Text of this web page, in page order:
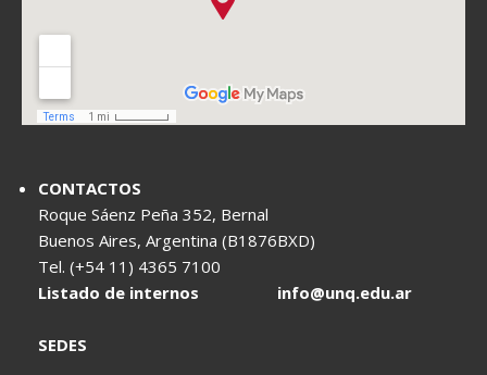
CONTACTOS
Roque Sáenz Peña 352, Bernal
Buenos Aires, Argentina (B1876BXD)
Tel. (+54 11) 4365 7100
Listado de internos
info@unq.edu.ar
SEDES